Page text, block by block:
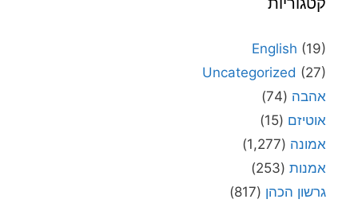
English (19)
Uncategorized (27)
אהבה (74)
אוטיזם (15)
אמונה (1,277)
אמנות (253)
גרשון הכהן (817)